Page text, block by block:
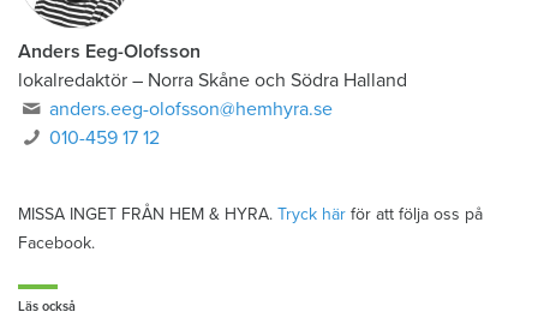
Anders Eeg-Olofsson
lokalredaktör – Norra Skåne och Södra Halland
anders.eeg-olofsson@hemhyra.se
010-459 17 12
MISSA INGET FRÅN HEM & HYRA. Tryck här för att följa oss på
Facebook.
Läs också